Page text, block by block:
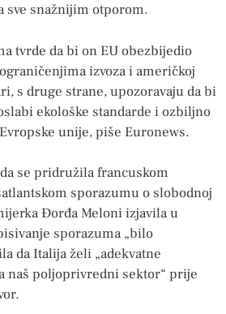
sve snažnijim otporom.
tvrde da bi on EU obezbijedio
izvoza i američkoj
s druge strane, upozoravaju da bi
ekološke standarde i ozbiljno
unije, piše Euronews.
se pridružila francuskom
sporazumu o slobodnoj
Đorđa Meloni izjavila u
sporazuma „bilo
da Italija želi „adekvatne
naš poljoprivredni sektor“ prije